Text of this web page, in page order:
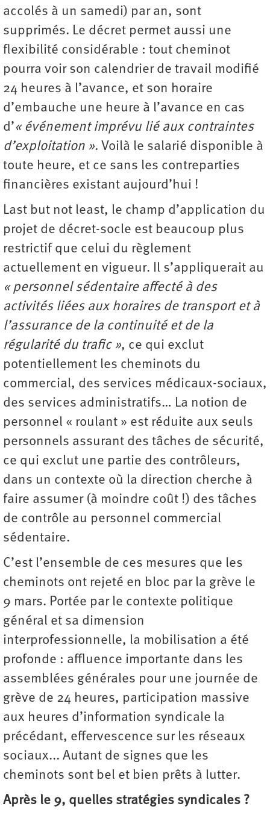
accolés à un samedi) par an, sont
supprimés. Le décret permet aussi une
flexibilité considérable : tout cheminot
pourra voir son calendrier de travail modifié
24 heures à l’avance, et son horaire
d’embauche une heure à l’avance en cas
d’« événement imprévu lié aux contraintes
d’exploitation ». Voilà le salarié disponible à
toute heure, et ce sans les contreparties
financières existant aujourd’hui !
Last but not least, le champ d’application du
projet de décret-socle est beaucoup plus
restrictif que celui du règlement
actuellement en vigueur. Il s’appliquerait au
« personnel sédentaire affecté à des
activités liées aux horaires de transport et à
l’assurance de la continuité et de la
régularité du trafic », ce qui exclut
potentiellement les cheminots du
commercial, des services médicaux-sociaux,
des services administratifs… La notion de
personnel « roulant » est réduite aux seuls
personnels assurant des tâches de sécurité,
ce qui exclut une partie des contrôleurs,
dans un contexte où la direction cherche à
faire assumer (à moindre coût !) des tâches
de contrôle au personnel commercial
sédentaire.
C’est l’ensemble de ces mesures que les
cheminots ont rejeté en bloc par la grève le
9 mars. Portée par le contexte politique
général et sa dimension
interprofessionnelle, la mobilisation a été
profonde : affluence importante dans les
assemblées générales pour une journée de
grève de 24 heures, participation massive
aux heures d’information syndicale la
précédant, effervescence sur les réseaux
sociaux... Autant de signes que les
cheminots sont bel et bien prêts à lutter.
Après le 9, quelles stratégies syndicales ?